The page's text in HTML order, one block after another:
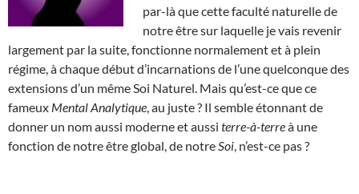
par-là que cette faculté naturelle de
notre être sur laquelle je vais revenir
largement par la suite, fonctionne normalement et à plein
régime, à chaque début d’incarnations de l’une quelconque des
extensions d’un même Soi Naturel. Mais qu’est-ce que ce
fameux Mental Analytique , au juste ? Il semble étonnant de
donner un nom aussi moderne et aussi terre-à-terreà une
fonction de notre être global, de notre Soi , n’est-ce pas ?